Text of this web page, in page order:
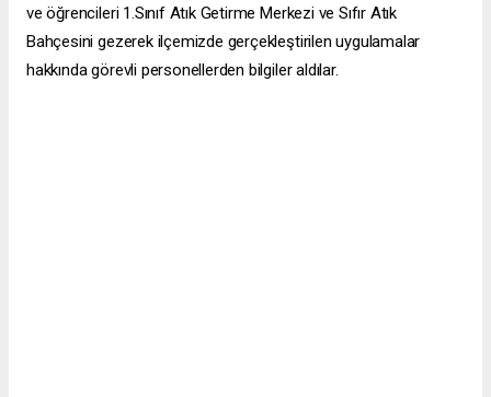
ve öğrencileri 1.Sınıf Atık Getirme Merkezi ve Sıfır Atık
Bahçesini gezerek ilçemizde gerçekleştirilen uygulamalar
hakkında görevli personellerden bilgiler aldılar.